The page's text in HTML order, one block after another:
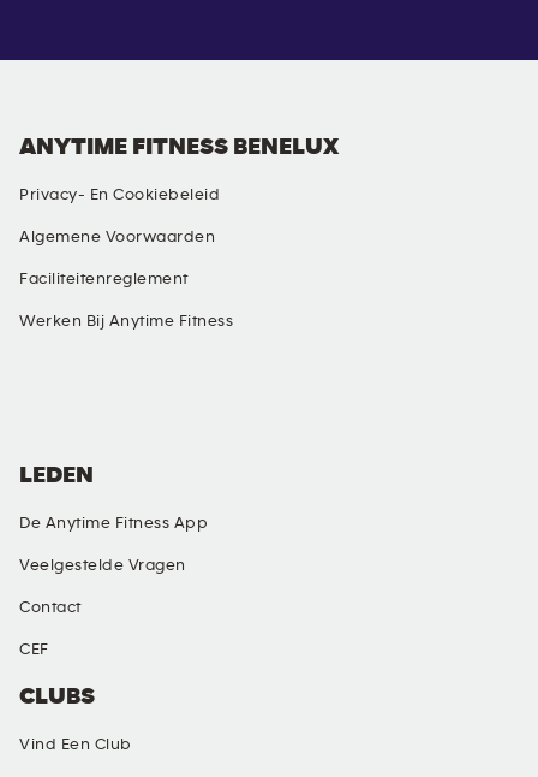
ANYTIME FITNESS BENELUX
Privacy- En Cookiebeleid
Algemene Voorwaarden
Faciliteitenreglement
Werken Bij Anytime Fitness
CLUBS
Vind Een Club
LEDEN
De Anytime Fitness App
Veelgestelde Vragen
Contact
CEF